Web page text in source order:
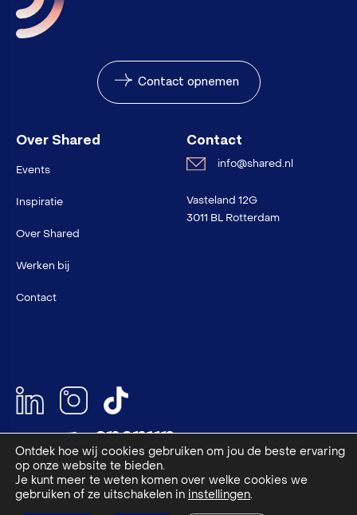
Contact opnemen
Over Shared
Events
Inspiratie
Over Shared
Werken bij
Contact
Contact
info@shared.nl
Vasteland 12G
3011 BL Rotterdam
NEN 4400-1 en VCU gecertificeerd
Ontdek hoe wij cookies gebruiken om jou de beste ervaring
op onze website te bieden.
Je kunt meer te weten komen over welke cookies we
gebruiken of ze uitschakelen in instellingen.